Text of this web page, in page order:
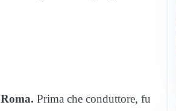
Roma. Prima che conduttore, fu